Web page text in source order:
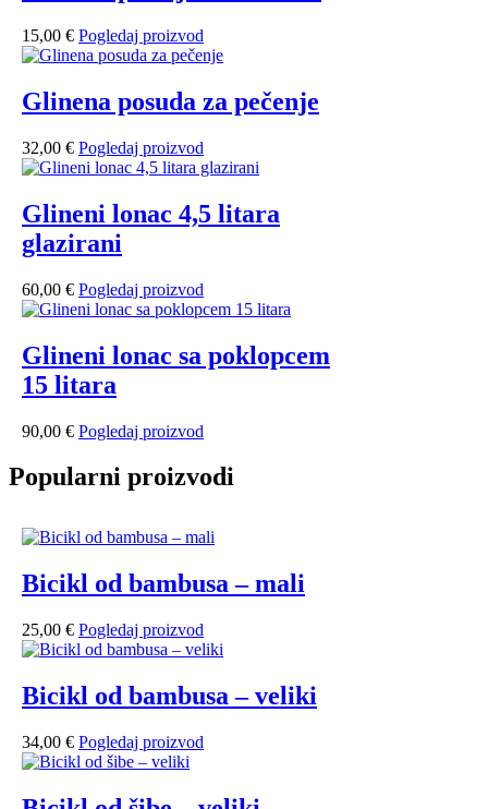
15,00 € Pogledaj proizvod
Glinena posuda za pečenje
32,00 € Pogledaj proizvod
Glineni lonac 4,5 litara
glazirani
60,00 € Pogledaj proizvod
Glineni lonac sa poklopcem
15 litara
90,00 € Pogledaj proizvod
Popularni proizvodi
Bicikl od bambusa – mali
25,00 € Pogledaj proizvod
Bicikl od bambusa – veliki
34,00 € Pogledaj proizvod